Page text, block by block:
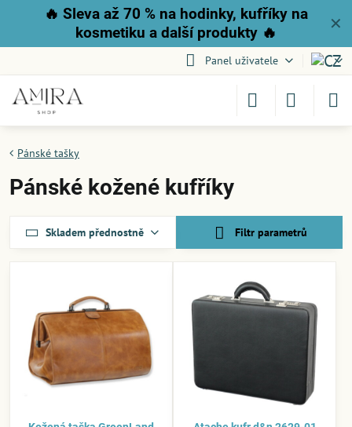
✕
🔥 Sleva až 70 % na hodinky, kufříky na
kosmetiku a další produkty 🔥
Panel uživatele
Pánské tašky
Pánské kožené kufříky
Skladem přednostně Filtr parametrů